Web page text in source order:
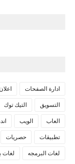
ادارة الصفحات
التسويق
التيك توك
العاب
الويب
تطبيقات
حصريات
لغات البرمجه
لغات